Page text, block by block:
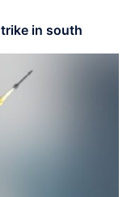
in south